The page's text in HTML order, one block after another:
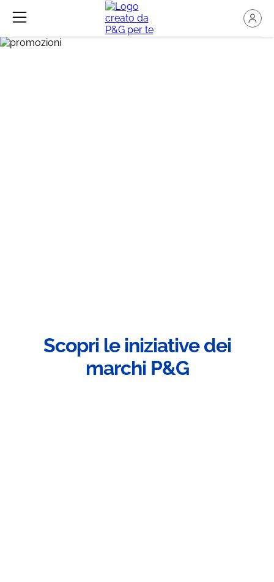
Scopri le iniziative dei
marchi P&G